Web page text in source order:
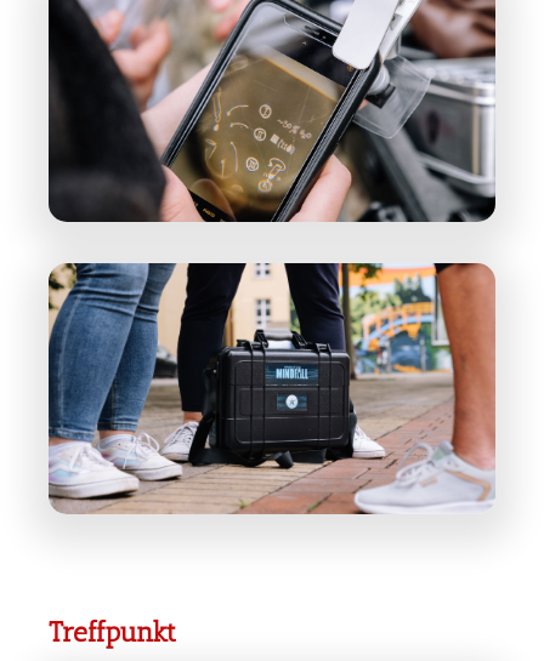
Treffpunkt